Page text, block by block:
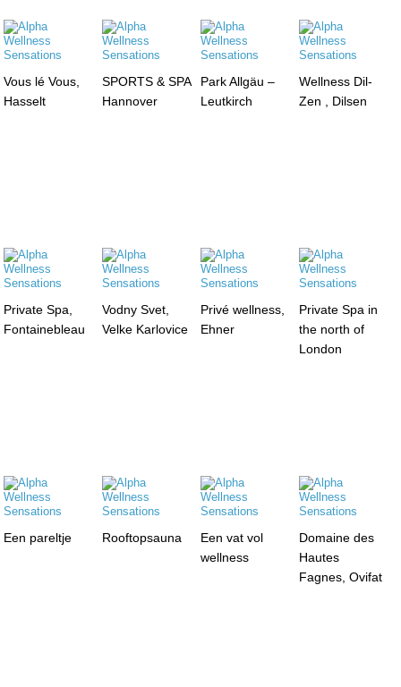
Vous lé Vous,
Hasselt
SPORTS & SPA
Hannover
Park Allgäu –
Leutkirch
Wellness Dil-
Zen , Dilsen
Private Spa,
Fontainebleau
Vodny Svet,
Velke Karlovice
Privé wellness,
Ehner
Private Spa in
the north of
London
Een pareltje Rooftopsauna
Een vat vol
wellness
Domaine des
Hautes
Fagnes, Ovifat